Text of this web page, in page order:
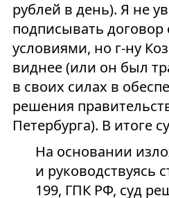
рублей в день). Я не
подписывать договор
условиями, но г-ну
виднее (или он был
в своих силах в
решения
Петербурга). В итоге
На основании
и руководствуясь
199, ГПК РФ, суд